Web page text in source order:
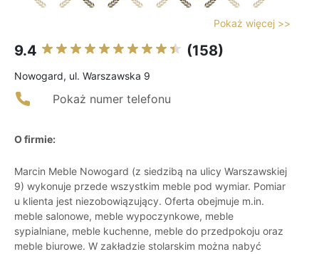
Pokaż więcej >>
9.4 (158)
Nowogard, ul. Warszawska 9
Pokaż numer telefonu
O firmie:
Marcin Meble Nowogard (z siedzibą na ulicy Warszawskiej
9) wykonuje przede wszystkim meble pod wymiar. Pomiar
u klienta jest niezobowiązujący. Oferta obejmuje m.in.
meble salonowe, meble wypoczynkowe, meble
sypialniane, meble kuchenne, meble do przedpokoju oraz
meble biurowe. W zakładzie stolarskim można nabyć